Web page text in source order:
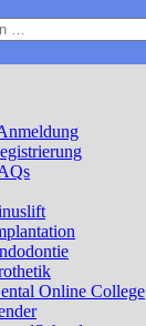
Online College